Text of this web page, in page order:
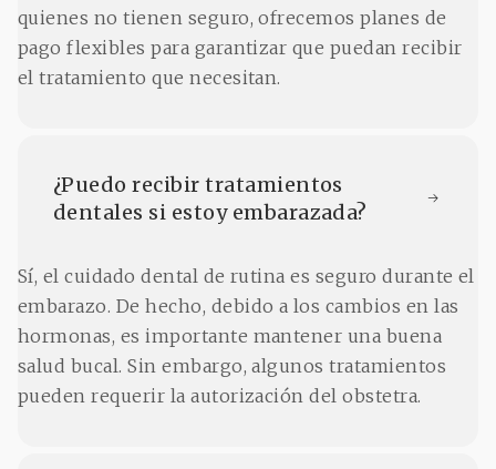
quienes no tienen seguro, ofrecemos planes de
pago flexibles para garantizar que puedan recibir
el tratamiento que necesitan.
¿Puedo recibir tratamientos
dentales si estoy embarazada?
Sí, el cuidado dental de rutina es seguro durante el
embarazo. De hecho, debido a los cambios en las
hormonas, es importante mantener una buena
salud bucal. Sin embargo, algunos tratamientos
pueden requerir la autorización del obstetra.